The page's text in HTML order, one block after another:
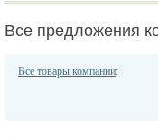
Все предложения
Все товары компании: